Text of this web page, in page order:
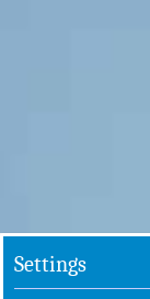
Settings